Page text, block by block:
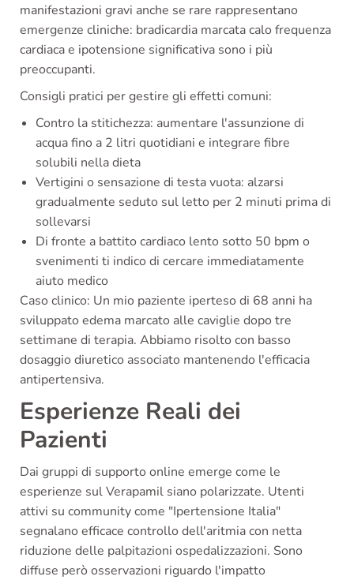
manifestazioni gravi anche se rare rappresentano
emergenze cliniche: bradicardia marcata calo frequenza
cardiaca e ipotensione significativa sono i più
preoccupanti.
Consigli pratici per gestire gli effetti comuni:
Contro la stitichezza: aumentare l'assunzione di
acqua fino a 2 litri quotidiani e integrare fibre
solubili nella dieta
Vertigini o sensazione di testa vuota: alzarsi
gradualmente seduto sul letto per 2 minuti prima di
sollevarsi
Di fronte a battito cardiaco lento sotto 50 bpm o
svenimenti ti indico di cercare immediatamente
aiuto medico
Caso clinico: Un mio paziente iperteso di 68 anni ha
sviluppato edema marcato alle caviglie dopo tre
settimane di terapia. Abbiamo risolto con basso
dosaggio diuretico associato mantenendo l'efficacia
antipertensiva.
Esperienze Reali dei
Pazienti
Dai gruppi di supporto online emerge come le
esperienze sul Verapamil siano polarizzate. Utenti
attivi su community come "Ipertensione Italia"
segnalano efficace controllo dell'aritmia con netta
riduzione delle palpitazioni ospedalizzazioni. Sono
diffuse però osservazioni riguardo l'impatto